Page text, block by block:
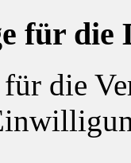
für die
die